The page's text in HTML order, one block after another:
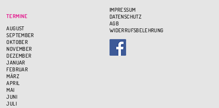
TERMINE
AUGUST
SEPTEMBER
OKTOBER
NOVEMBER
DEZEMBER
JANUAR
FEBRUAR
MÄRZ
APRIL
MAI
JUNI
JULI
IMPRESSUM
DATENSCHUTZ
AGB
WIDERRUFSBELEHRUNG